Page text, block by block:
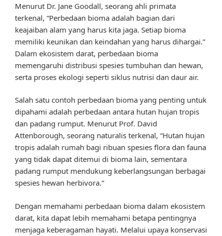
Menurut Dr. Jane Goodall, seorang ahli primata
terkenal, “Perbedaan bioma adalah bagian dari
keajaiban alam yang harus kita jaga. Setiap bioma
memiliki keunikan dan keindahan yang harus dihargai.”
Dalam ekosistem darat, perbedaan bioma
memengaruhi distribusi spesies tumbuhan dan hewan,
serta proses ekologi seperti siklus nutrisi dan daur air.
Salah satu contoh perbedaan bioma yang penting untuk
dipahami adalah perbedaan antara hutan hujan tropis
dan padang rumput. Menurut Prof. David
Attenborough, seorang naturalis terkenal, “Hutan hujan
tropis adalah rumah bagi ribuan spesies flora dan fauna
yang tidak dapat ditemui di bioma lain, sementara
padang rumput mendukung keberlangsungan berbagai
spesies hewan herbivora.”
Dengan memahami perbedaan bioma dalam ekosistem
darat, kita dapat lebih memahami betapa pentingnya
menjaga keberagaman hayati. Melalui upaya konservasi